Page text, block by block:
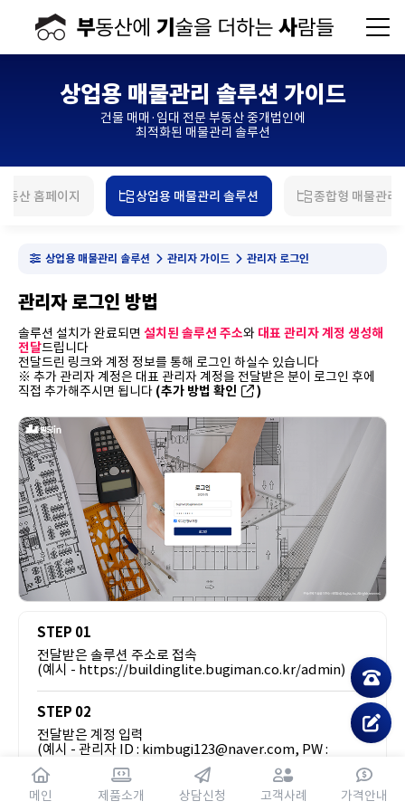
메인 제품소개 상담신청 고객사례 가격안내
상업용 매물관리 솔루션 가이드
건물 매매·임대 전문 부동산 중개법인에
최적화된 매물관리 솔루션
동산 홈페이지 상업용 매물관리 솔루션 종합형 매물관리
상업용 매물관리 솔루션 관리자 가이드 관리자 로그인
관리자 로그인 방법
솔루션 설치가 완료되면 설치된 솔루션 주소와 대표 관리자 계정 생성해
전달드립니다
전달드린 링크와 계정 정보를 통해 로그인 하실수 있습니다
※ 추가 관리자 계정은 대표 관리자 계정을 전달받은 분이 로그인 후에
직접 추가해주시면 됩니다 (추가 방법 확인 )
STEP 01
전달받은 솔루션 주소로 접속
(예시 - https://buildinglite.bugiman.co.kr/admin)
STEP 02
전달받은 계정 입력
(예시 - 관리자 ID : kimbugi123@naver.com, PW :
1234567aa)
STEP 03